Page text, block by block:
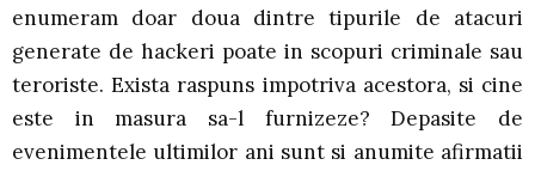
enumeram doar doua dintre tipurile de atacuri
generate de hackeri poate in scopuri criminale sau
teroriste. Exista raspuns impotriva acestora, si cine
este in masura sa-l furnizeze? Depasite de
evenimentele ultimilor ani sunt si anumite afirmatii